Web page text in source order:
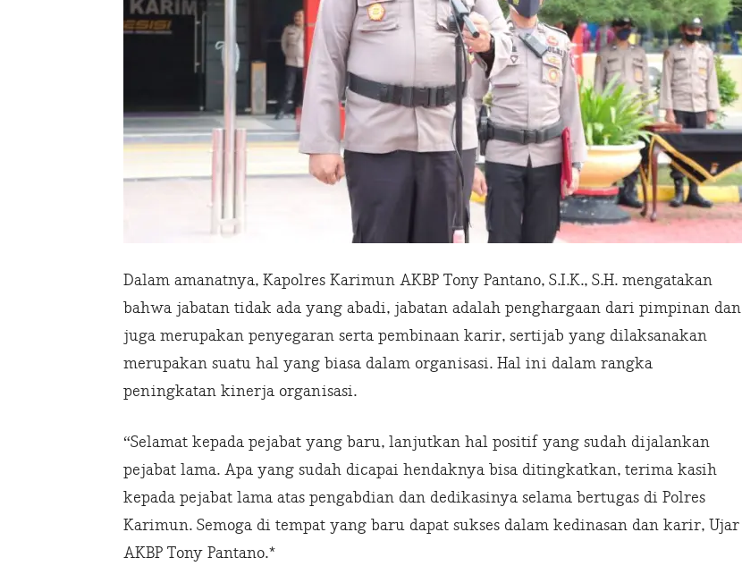
Dalam amanatnya, Kapolres Karimun AKBP Tony Pantano, S.I.K., S.H. mengatakan
bahwa jabatan tidak ada yang abadi, jabatan adalah penghargaan dari pimpinan dan
juga merupakan penyegaran serta pembinaan karir, sertijab yang dilaksanakan
merupakan suatu hal yang biasa dalam organisasi. Hal ini dalam rangka
peningkatan kinerja organisasi.
“Selamat kepada pejabat yang baru, lanjutkan hal positif yang sudah dijalankan
pejabat lama. Apa yang sudah dicapai hendaknya bisa ditingkatkan, terima kasih
kepada pejabat lama atas pengabdian dan dedikasinya selama bertugas di Polres
Karimun. Semoga di tempat yang baru dapat sukses dalam kedinasan dan karir, Ujar
AKBP Tony Pantano.*